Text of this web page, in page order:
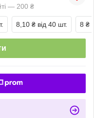
— 200 ₴
8,10 ₴ від 40 шт. 8 ₴